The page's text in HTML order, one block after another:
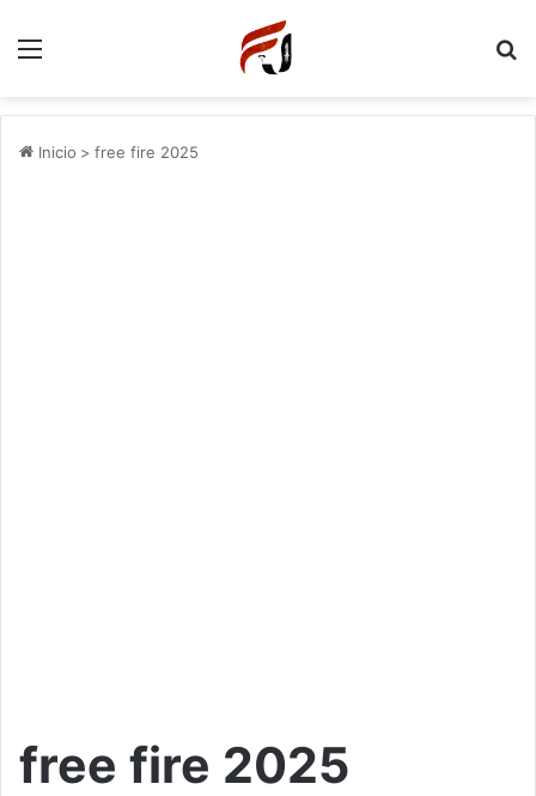
Menu
Inicio > free fire 2025
free fire 2025